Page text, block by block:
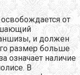
от
и должен
размер больше
означает наличие
В